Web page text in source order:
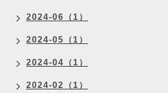
2024-06（1）
2024-05（1）
2024-04（1）
2024-02（1）